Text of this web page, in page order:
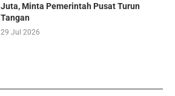
Juta, Minta Pemerintah Pusat Turun
Tangan
29 Jul 2026